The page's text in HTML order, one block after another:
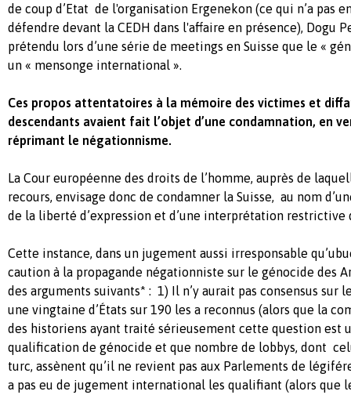
de coup d’Etat de l'organisation Ergenekon (ce qui n’a pas
défendre devant la CEDH dans l'affaire en présence), Dogu
prétendu lors d’une série de meetings en Suisse que le «
un « mensonge international ».
Ces propos attentatoires à la mémoire des victimes et
descendants avaient fait l’objet d’une condamnation, en
réprimant le négationnisme.
La Cour européenne des droits de l’homme, auprès de
recours, envisage donc de condamner la Suisse, au nom
de la liberté d’expression et d’une interprétation restrictive
Cette instance, dans un jugement aussi irresponsable
caution à la propagande négationniste sur le génocide des
des arguments suivants* : 1) Il n’y aurait pas consensus sur
une vingtaine d’États sur 190 les a reconnus (alors que la
des historiens ayant traité sérieusement cette question est
qualification de génocide et que nombre de lobbys, dont
turc, assènent qu’il ne revient pas aux Parlements de
a pas eu de jugement international les qualifiant (alors que